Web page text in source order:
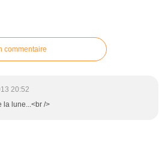
commentaire
20:52
la lune...<br />